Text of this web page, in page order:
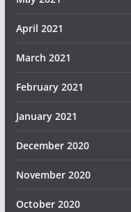
April 2021
March 2021
February 2021
January 2021
December 2020
November 2020
October 2020